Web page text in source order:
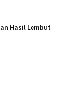
Hasil Lembut